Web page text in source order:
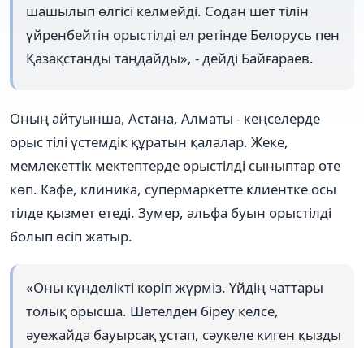
шашылып өлгісі келмейді. Содан шет тілін
үйренбейтін орыстілді ел ретінде Белорусь пен
Қазақстанды таңдайды», ‑ дейді Байғараев.
Оның айтуынша, Астана, Алматы - кеңселерде
орыс тілі үстемдік құратын қалалар. Жеке,
мемлекеттік мектептерде орыстілді сыныптар өте
көп. Кафе, клиника, супермаркетте клиентке осы
тілде қызмет етеді. Зумер, альфа буын орыстілді
болып өсіп жатыр.
«Оны күнделікті көріп жүрміз. Үйдің чаттары
толық орысша. Шетелден біреу келсе,
әуежайда бауырсақ ұстап, сәукеле киген қызды